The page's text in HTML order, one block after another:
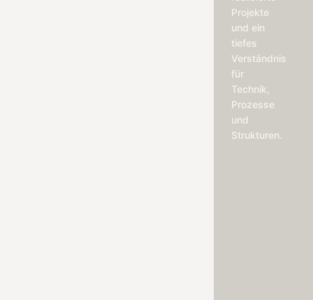
Projekte
und ein
tiefes
Verständnis
für
Technik,
Prozesse
und
Strukturen.